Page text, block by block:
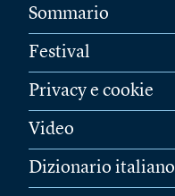
Sommario
Festival
Privacy e cookie
Video
Dizionario italiano